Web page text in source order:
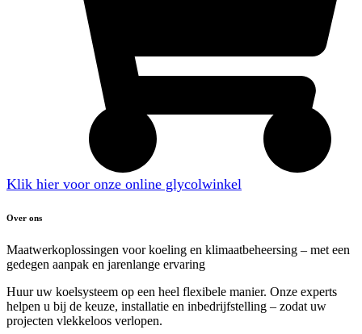
Klik hier voor onze online glycolwinkel
Over ons
Maatwerkoplossingen voor koeling en klimaatbeheersing – met een
gedegen aanpak en jarenlange ervaring
Huur uw koelsysteem op een heel flexibele manier. Onze experts
helpen u bij de keuze, installatie en inbedrijfstelling – zodat uw
projecten vlekkeloos verlopen.